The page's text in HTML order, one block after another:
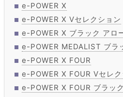
e-POWER X
e-POWER X Vセレクション
e-POWER X ブラック アロ
e-POWER MEDALIST ブラ
e-POWER X FOUR
e-POWER X FOUR Vセレク
e-POWER X FOUR ブラッ